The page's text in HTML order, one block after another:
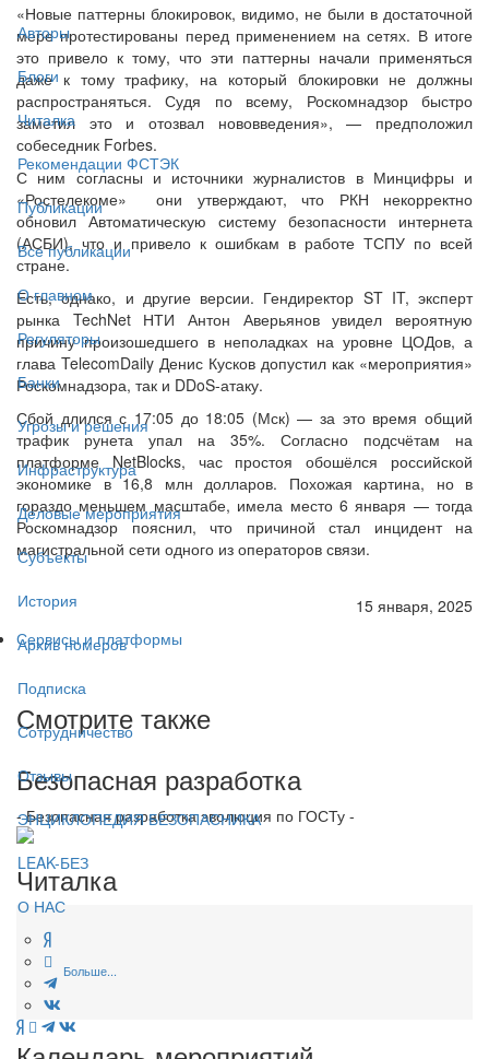
Авторы
Блоги
Читалка
Рекомендации ФСТЭК
Публикации
Все публикации
О главном
Регуляторы
Банки
Угрозы и решения
Инфраструктура
Деловые мероприятия
Субъекты
История
Архив номеров
Подписка
Сотрудничество
Отзывы
ЭНЦИКЛОПЕДИЯ БЕЗОПАСНИКА
LEAK-БЕЗ
О НАС
«Новые паттерны блокировок, видимо, не были в достаточной
мере протестированы перед применением на сетях. В итоге
это привело к тому, что эти паттерны начали применяться
даже к тому трафику, на который блокировки не должны
распространяться. Судя по всему, Роскомнадзор быстро
заметил это и отозвал нововведения», — предположил
собеседник Forbes.
С ним согласны и источники журналистов в Минцифры и
«Ростелекоме» они утверждают, что РКН некорректно
обновил Автоматическую систему безопасности интернета
(АСБИ), что и привело к ошибкам в работе ТСПУ по всей
стране.
Есть, однако, и другие версии. Гендиректор ST IT, эксперт
рынка TechNet НТИ Антон Аверьянов увидел вероятную
причину произошедшего в неполадках на уровне ЦОДов, а
глава TelecomDaily Денис Кусков допустил как «мероприятия»
Роскомнадзора, так и DDoS-атаку.
Сбой длился с 17:05 до 18:05 (Мск) — за это время общий
трафик рунета упал на 35%. Согласно подсчётам на
платформе NetBlocks, час простоя обошёлся российской
экономике в 16,8 млн долларов. Похожая картина, но в
гораздо меньшем масштабе, имела место 6 января — тогда
Роскомнадзор пояснил, что причиной стал инцидент на
магистральной сети одного из операторов связи.
15 января, 2025
Сервисы и платформы
Смотрите также
Безопасная разработка
- Безопасная разработка эволюция по ГОСТу -
Читалка
Больше...